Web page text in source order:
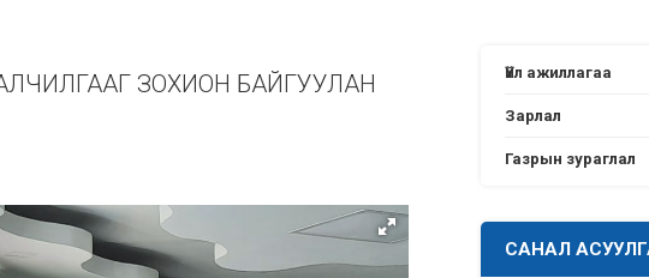
ЗОХИОН БАЙГУУЛАН
Үйл ажиллагаа
Зарлал
Газрын зураглал
САНАЛ